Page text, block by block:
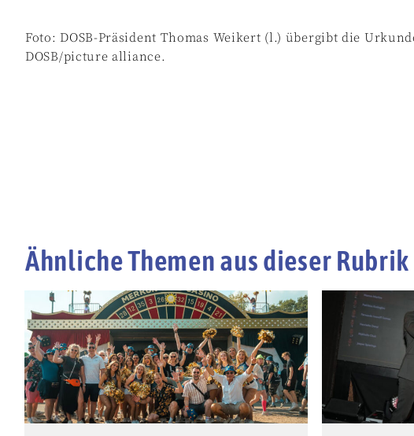
Foto: DOSB-Präsident Thomas Weikert (l.) übergibt die
DOSB/picture alliance.
Ähnliche Themen aus dieser Rubrik